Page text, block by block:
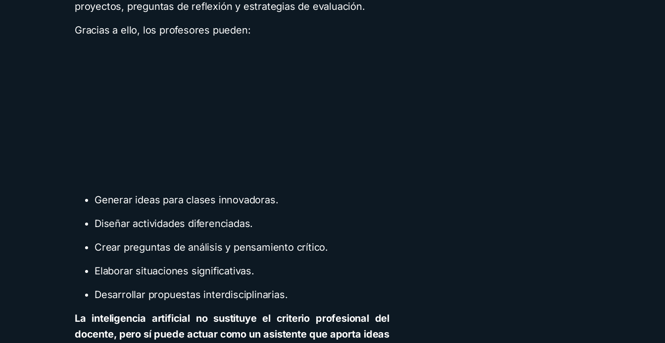
proyectos, preguntas de reflexión y estrategias de evaluación.
Gracias a ello, los profesores pueden:
Generar ideas para clases innovadoras.
Diseñar actividades diferenciadas.
Crear preguntas de análisis y pensamiento crítico.
Elaborar situaciones significativas.
Desarrollar propuestas interdisciplinarias.
La inteligencia artificial no sustituye el criterio profesional del
docente, pero sí puede actuar como un asistente que aporta ideas